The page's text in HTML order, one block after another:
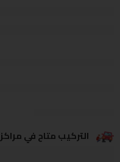
التركيب متاح في